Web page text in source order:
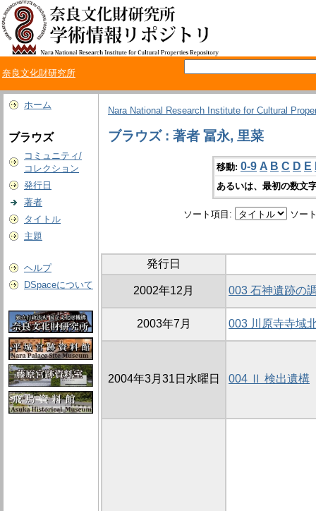
奈良文化財研究所
ホーム
ブラウズ
コミュニティ/
コレクション
発行日
著者
タイトル
主題
ヘルプ
DSpaceについて
Nara National Research Institute for Cultural
ブラウズ : 著者 冨永, 里菜
移動: 0-9 A B C D E
あるいは、最初の数文
ソート項目: ソー
発行日
2002年12月 003 石神遺跡の
2003年7月 003 川原寺寺域
2004年3月31日水曜日 004 Ⅱ 検出遺構